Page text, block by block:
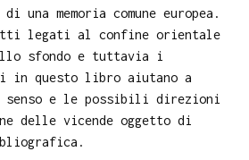
una memoria comune europea.
legati al confine orientale
sfondo e tuttavia i
in questo libro aiutano a
senso e le possibili direzioni
delle vicende oggetto di